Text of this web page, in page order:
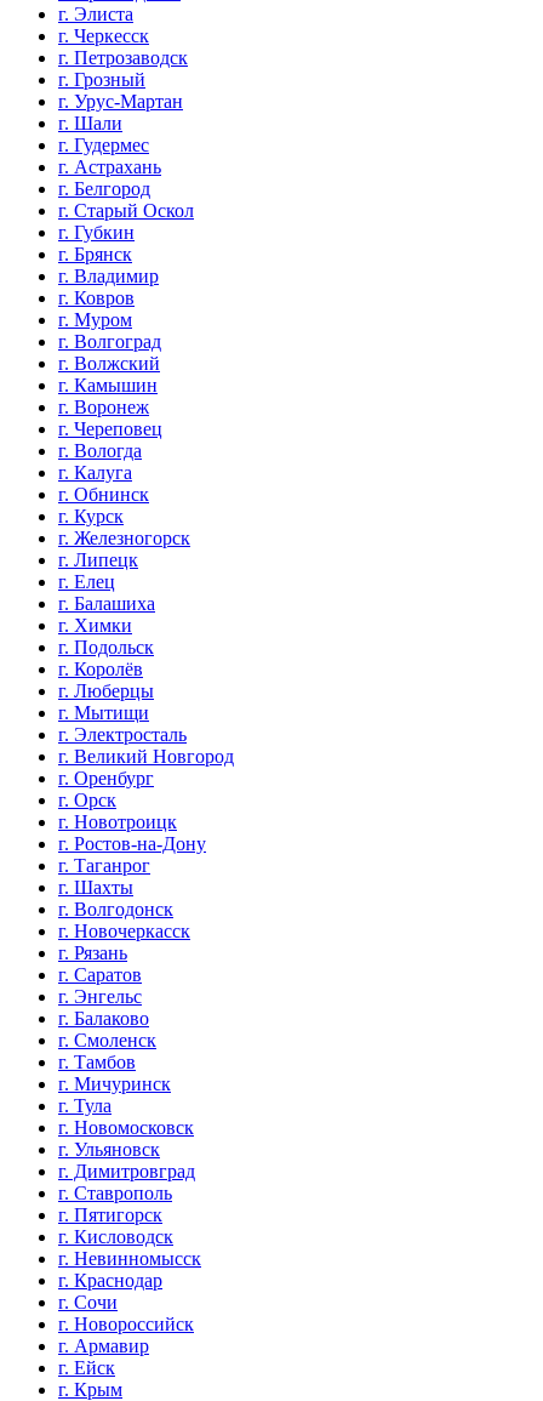
г. Элиста
г. Черкесск
г. Петрозаводск
г. Грозный
г. Урус-Мартан
г. Шали
г. Гудермес
г. Астрахань
г. Белгород
г. Старый Оскол
г. Губкин
г. Брянск
г. Владимир
г. Ковров
г. Муром
г. Волгоград
г. Волжский
г. Камышин
г. Воронеж
г. Череповец
г. Вологда
г. Калуга
г. Обнинск
г. Курск
г. Железногорск
г. Липецк
г. Елец
г. Балашиха
г. Химки
г. Подольск
г. Королёв
г. Люберцы
г. Мытищи
г. Электросталь
г. Великий Новгород
г. Оренбург
г. Орск
г. Новотроицк
г. Ростов-на-Дону
г. Таганрог
г. Шахты
г. Волгодонск
г. Новочеркасск
г. Рязань
г. Саратов
г. Энгельс
г. Балаково
г. Смоленск
г. Тамбов
г. Мичуринск
г. Тула
г. Новомосковск
г. Ульяновск
г. Димитровград
г. Ставрополь
г. Пятигорск
г. Кисловодск
г. Невинномысск
г. Краснодар
г. Сочи
г. Новороссийск
г. Армавир
г. Ейск
г. Крым